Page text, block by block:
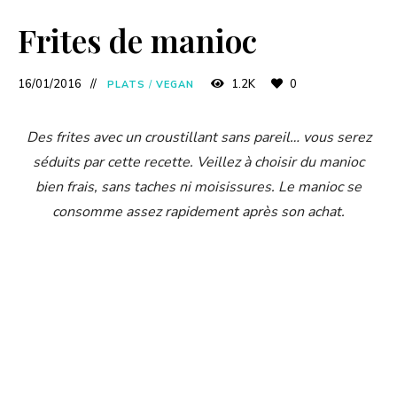
Frites de manioc
16/01/2016 PLATS / VEGAN 1.2K 0
Des frites avec un croustillant sans pareil… vous serez
séduits par cette recette. Veillez à choisir du manioc
bien frais, sans taches ni moisissures. Le manioc se
consomme assez rapidement après son achat.